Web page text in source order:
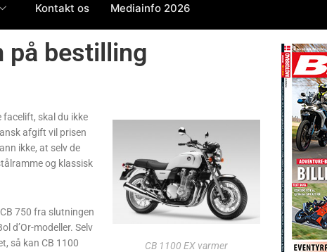
Kontakt os Mediainfo 2026
på bestilling
CB 1100 EX varmer
facelift, skal du ikke
afgift vil prisen
ikke, at selv de
og klassisk
750 fra slutningen
d’Or-modeller. Selv
så kan CB 1100